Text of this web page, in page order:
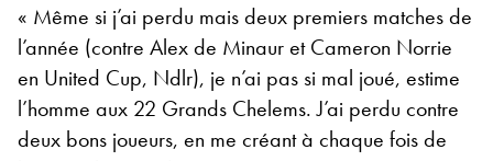
« Même si j’ai perdu mais deux premiers matches de
l’année (contre Alex de Minaur et Cameron Norrie
en United Cup, Ndlr), je n’ai pas si mal joué, estime
l’homme aux 22 Grands Chelems. J’ai perdu contre
deux bons joueurs, en me créant à chaque fois de